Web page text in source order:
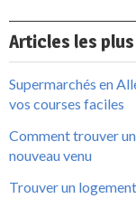
Articles les
Supermarchés en
vos courses faciles
Comment trouver
nouveau venu
Trouver un